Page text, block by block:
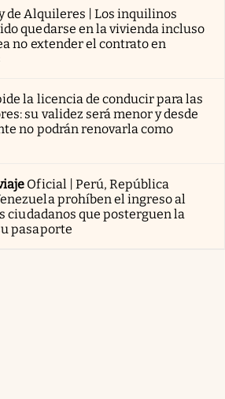
de Alquileres | Los inquilinos
quedarse en la vivienda incluso
no extender el contrato en
la licencia de conducir para las
su validez será menor y desde
no podrán renovarla como
Oficial | Perú, República
prohíben el ingreso al
ciudadanos que posterguen la
pasaporte